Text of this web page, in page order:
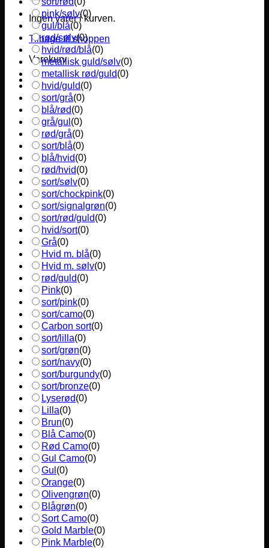
Ingen varer i kurven.
Tilbage til shoppen
Varekurv
pink/sølv(0)
gul/blå(0)
rød/sølv(0)
hvid/rød/blå(0)
metallisk guld/sølv(0)
metallisk rød/guld(0)
hvid/guld(0)
sort/grå(0)
blå/rød(0)
grå/gul (0)
rød/grå(0)
sort/blå(0)
blå/hvid(0)
rød/hvid(0)
sort/sølv(0)
sort/chockpink(0)
sort/signalgrøn(0)
sort/rød/guld(0)
hvid/sort(0)
Grå(0)
Hvid m. blå(0)
Hvid m. sølv(0)
rød/guld(0)
Pink(0)
sort/pink(0)
sort/camo(0)
Carbon sort(0)
sort/lilla(0)
sort/grøn(0)
sort/navy(0)
sort/burgundy(0)
sort/bronze(0)
Lyserød(0)
Lilla(0)
Brun(0)
Blå Camo(0)
Rød Camo(0)
Gul Camo(0)
Gul (0)
Orange(0)
Olivengrøn(0)
Blågrøn(0)
Sort Camo(0)
Gold Marble(0)
Pink Marble(0)